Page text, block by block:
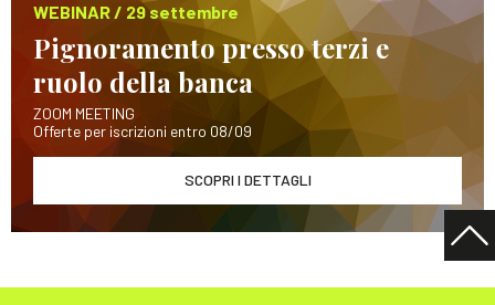
WEBINAR / 29 settembre
Pignoramento presso terzi e
ruolo della banca
ZOOM MEETING
Offerte per iscrizioni entro 08/09
SCOPRI I DETTAGLI